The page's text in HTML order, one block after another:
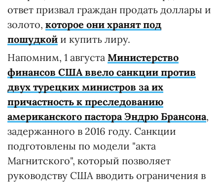
ответ призвал граждан продать доллары и
золото, которое они хранят под
пошудкой и купить лиру.
Напомним, 1 августа Министерство
финансов США ввело санкции против
двух турецких министров за их
причастность к преследованию
американского пастора Эндрю Брансона,
задержанного в 2016 году. Санкции
подготовлены по модели "акта
Магнитского", который позволяет
руководству США вводить ограничения в